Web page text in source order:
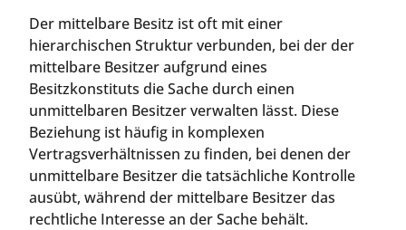
Der mittelbare Besitz ist oft mit einer
hierarchischen Struktur verbunden, bei der der
mittelbare Besitzer aufgrund eines
Besitzkonstituts die Sache durch einen
unmittelbaren Besitzer verwalten lässt. Diese
Beziehung ist häufig in komplexen
Vertragsverhältnissen zu finden, bei denen der
unmittelbare Besitzer die tatsächliche Kontrolle
ausübt, während der mittelbare Besitzer das
rechtliche Interesse an der Sache behält.